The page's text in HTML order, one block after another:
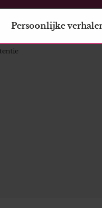
Persoonlijke